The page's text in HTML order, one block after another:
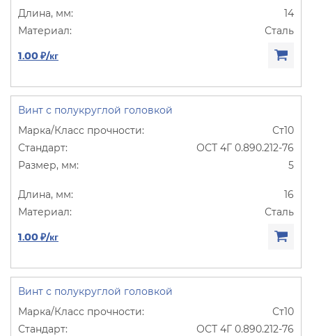
14
Сталь
1.00 ₽/кг
Винт с полукруглой головкой
Ст10
ОСТ 4Г 0.890.212-76
5
16
Сталь
1.00 ₽/кг
Винт с полукруглой головкой
Ст10
ОСТ 4Г 0.890.212-76